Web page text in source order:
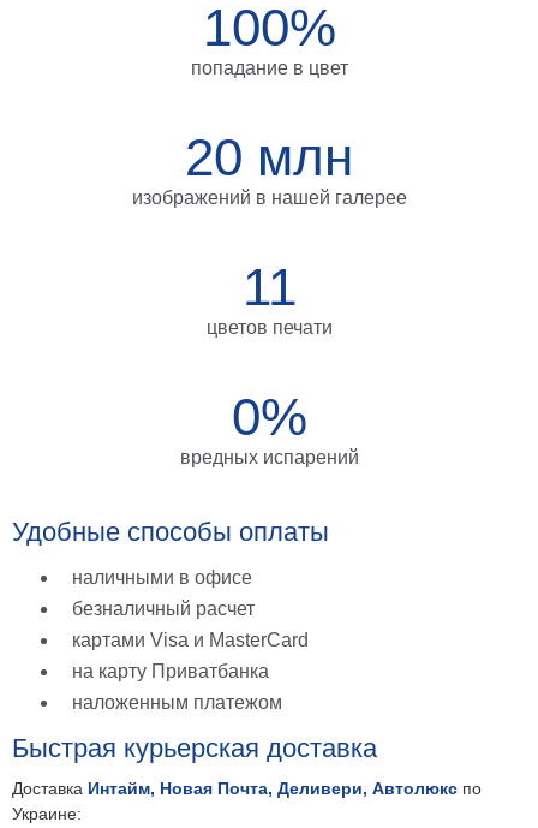
100%
попадание в цвет
20 млн
изображений в нашей галерее
11
цветов печати
0%
вредных испарений
Удобные способы оплаты
наличными в офисе
безналичный расчет
картами Visa и MasterCard
на карту Приватбанка
наложенным платежом
Быстрая курьерская доставка
Доставка Интайм, Новая Почта, Деливери, Автолюкс по
Украине: